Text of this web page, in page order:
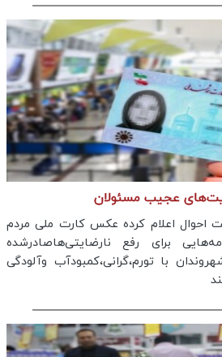
عجیب مسئولان
احوال اعلام کرده عکس کارت ملی مردم
برای رفع نارضایتی‌هاصادرشده
با تورم،گرانی،کمبودآب وآلودگی